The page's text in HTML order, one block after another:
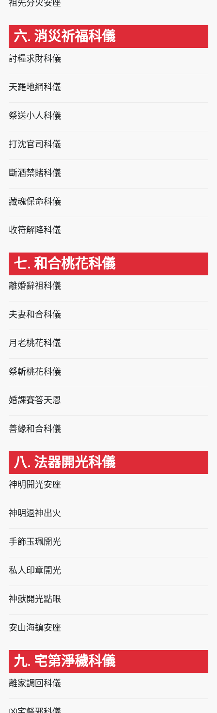
祖先分火安座
六. 消災祈福科儀
討糧求財科儀
天羅地網科儀
祭送小人科儀
打沈官司科儀
斷酒禁賭科儀
藏魂保命科儀
收符解降科儀
七. 和合桃花科儀
離婚辭祖科儀
夫妻和合科儀
月老桃花科儀
祭斬桃花科儀
婚課賽答天恩
善緣和合科儀
八. 法器開光科儀
神明開光安座
神明退神出火
手飾玉珮開光
私人印章開光
神獸開光點眼
安山海鎮安座
九. 宅第淨穢科儀
離家調回科儀